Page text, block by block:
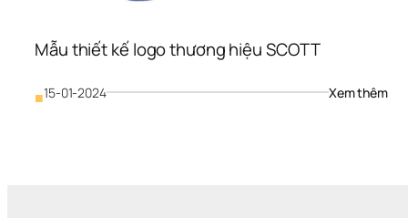
Mẫu thiết kế logo thương hiệu SCOTT
■15-01-2024 Xem thêm: